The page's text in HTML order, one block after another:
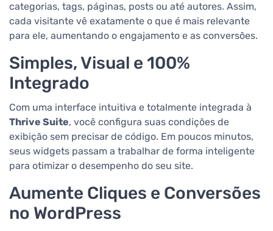
categorias, tags, páginas, posts ou até autores. Assim,
cada visitante vê exatamente o que é mais relevante
para ele, aumentando o engajamento e as conversões.
Simples, Visual e 100%
Integrado
Com uma interface intuitiva e totalmente integrada à
Thrive Suite, você configura suas condições de
exibição sem precisar de código. Em poucos minutos,
seus widgets passam a trabalhar de forma inteligente
para otimizar o desempenho do seu site.
Aumente Cliques e Conversões
no WordPress